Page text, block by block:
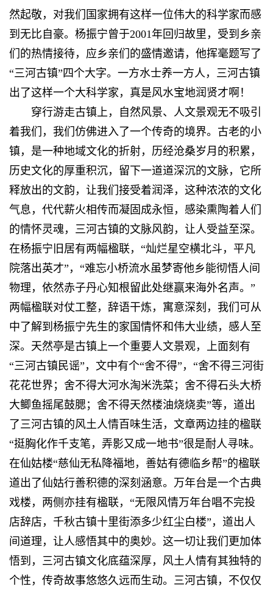
然起敬，对我们国家拥有这样一位伟大的科学家而感
到无比自豪。杨振宁曾于2001年回归故里，受到乡亲
们的热情接待，应乡亲们的盛情邀请，他挥毫题写了
“三河古镇”四个大字。一方水士养一方人，三河古镇
出了这样一个大科学家，真是风水宝地润贤才啊！
穿行游走古镇上，自然风景、人文景观无不吸引
着我们，我们仿佛进入了一个传奇的境界。古老的小
镇，是一种地域文化的折射，历经沧桑岁月的积累，
历史文化的厚重积沉，留下一道道深沉的文脉，它所
释放出的文韵，让我们接受着润泽，这种浓浓的文化
气息，代代薪火相传而凝固成永恒，感染熏陶着人们
的情怀灵魂，三河古镇的文脉风韵，让人受益至深。
在杨振宁旧居有两幅楹联，“灿烂星空横北斗，平凡
院落出英才”，“难忘小桥流水虽梦寄他乡能彻悟人间
物理，依然赤子丹心知根留此处继赢来海外名声。”
两幅楹联对仗工整，辞语干炼，寓意深刻，我们可从
中了解到杨振宁先生的家国情怀和伟大业绩，感人至
深。天然亭是古镇上一个重要人文景观，上面刻有
“三河古镇民谣”，文中有个“舍不得”，“舍不得三河街
花花世界；舍不得大河水淘米洗菜；舍不得石头大桥
大鲫鱼摇尾鼓腮；舍不得天然楼油烧烧卖”等，道出
了三河古镇的风土人情百味生活，文章两边挂的楹联
“挺胸化作千支笔，弄影又成一地书”很是耐人寻味。
在仙姑楼“慈仙无私降福地，善姑有德临乡帮”的楹联
道出了仙姑行善积德的深刻涵意。万年台是一个古典
戏楼，两侧亦挂有楹联，“无限风情万年台唱不完投
店辞店，千秋古镇十里街添多少红尘白楼”，道出人
间道理，让人感悟其中的奥妙。这一切让我们更加体
悟到，三河古镇文化底蕴深厚，风土人情有其独特的
个性，传奇故事悠悠久远而生动。三河古镇，不仅仅